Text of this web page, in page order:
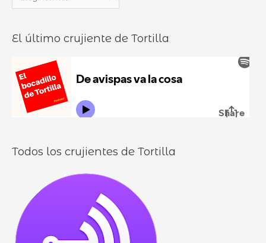
c
d
p
r
a
d
El último crujiente de Tortilla
Todos los crujientes de Tortilla